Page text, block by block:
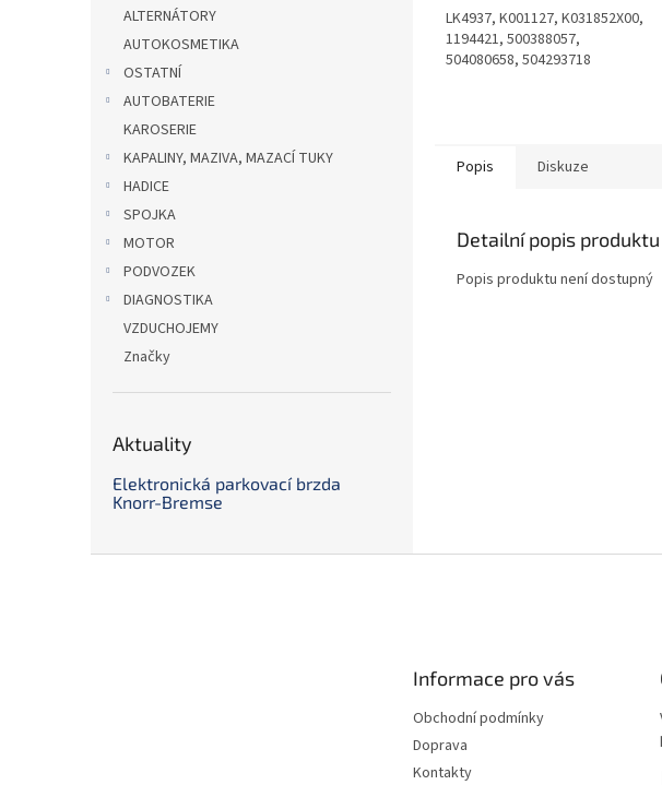
ALTERNÁTORY
AUTOKOSMETIKA
OSTATNÍ
AUTOBATERIE
KAROSERIE
KAPALINY, MAZIVA, MAZACÍ TUKY
HADICE
SPOJKA
MOTOR
PODVOZEK
DIAGNOSTIKA
VZDUCHOJEMY
Značky
Aktuality
Elektronická parkovací brzda
Knorr-Bremse
LK4937, K001127, K031852X00,
1194421, 500388057,
504080658, 504293718
Popis Diskuze
Detailní popis produktu
Popis produktu není dostupný
Informace pro vás
Obchodní podmínky
Doprava
Kontakty